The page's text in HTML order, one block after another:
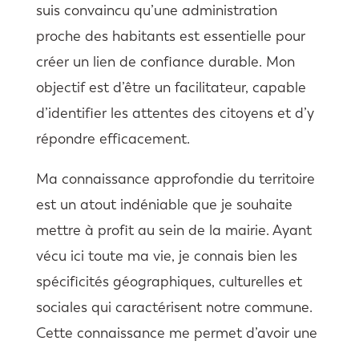
suis convaincu qu’une administration
proche des habitants est essentielle pour
créer un lien de confiance durable. Mon
objectif est d’être un facilitateur, capable
d’identifier les attentes des citoyens et d’y
répondre efficacement.
Ma connaissance approfondie du territoire
est un atout indéniable que je souhaite
mettre à profit au sein de la mairie. Ayant
vécu ici toute ma vie, je connais bien les
spécificités géographiques, culturelles et
sociales qui caractérisent notre commune.
Cette connaissance me permet d’avoir une